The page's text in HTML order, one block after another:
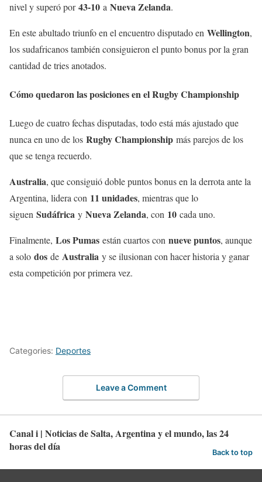
nivel y superó por43-10 a Nueva Zelanda.
En este abultado triunfo en el encuentro disputado en Wellington,
los sudafricanos también consiguieron el punto bonus por la gran
cantidad de tries anotados.
Cómo quedaron las posiciones en el Rugby Championship
Luego de cuatro fechas disputadas, todo está más ajustado que
nunca en uno de los Rugby Championship más parejos de los
que se tenga recuerdo.
Australia, que consiguió doble puntos bonus en la derrota ante la
Argentina, lidera con 11 unidades, mientras que lo
siguen Sudáfrica y Nueva Zelanda, con 10 cada uno.
Finalmente, Los Pumas están cuartos con nueve puntos, aunque
a solo dos de Australia y se ilusionan con hacer historia y ganar
esta competición por primera vez.
Categories: Deportes
Leave a Comment
Canal i | Noticias de Salta, Argentina y el mundo, las 24
horas del día
Back to top